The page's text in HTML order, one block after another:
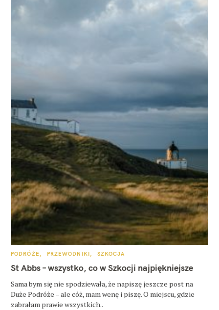
K
T
E
O
R
I
PODRÓŻE PRZEWODNIKI SZKOCJA
St Abbs – wszystko, co w Szkocji najpiękniejsze
Sama bym się nie spodziewała, że napiszę jeszcze post na
Duże Podróże – ale cóż, mam wenę i piszę. O miejscu, gdzie
zabrałam prawie wszystkich..